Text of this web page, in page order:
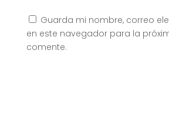
Guarda mi nombre, correo
en este navegador para la
comente.